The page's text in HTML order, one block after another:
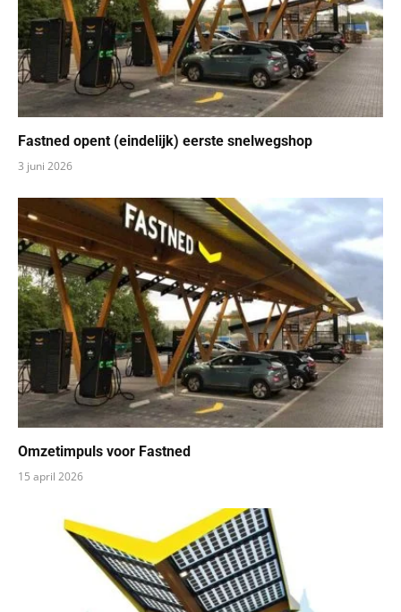
Fastned opent (eindelijk) eerste snelwegshop
3 juni 2026
Omzetimpuls voor Fastned
15 april 2026